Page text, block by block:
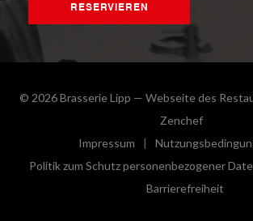
RESERVIEREN
© 2026 Brasserie Lipp — Webseite des
Zenchef((öffnet
Impressum
((öffnet ein neues
Politik zum Schutz personenbezogener
((öffnet ein neues
Barrierefreiheit